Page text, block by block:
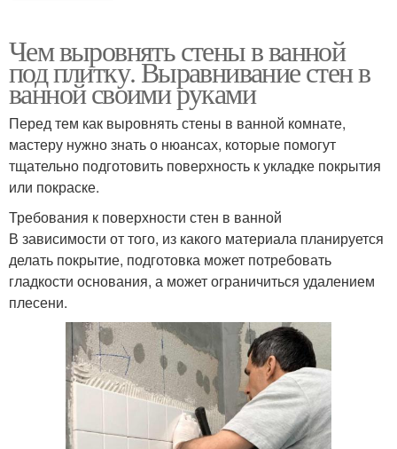
Чем выровнять стены в ванной
под плитку. Выравнивание стен в
ванной своими руками
Перед тем как выровнять стены в ванной комнате,
мастеру нужно знать о нюансах, которые помогут
тщательно подготовить поверхность к укладке покрытия
или покраске.
Требования к поверхности стен в ванной
В зависимости от того, из какого материала планируется
делать покрытие, подготовка может потребовать
гладкости основания, а может ограничиться удалением
плесени.